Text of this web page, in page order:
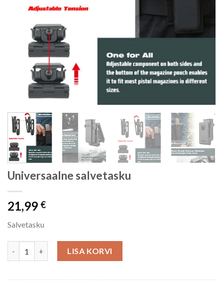
Universaalne salvetasku
21,99 €
Salvetasku
LISA KORVI